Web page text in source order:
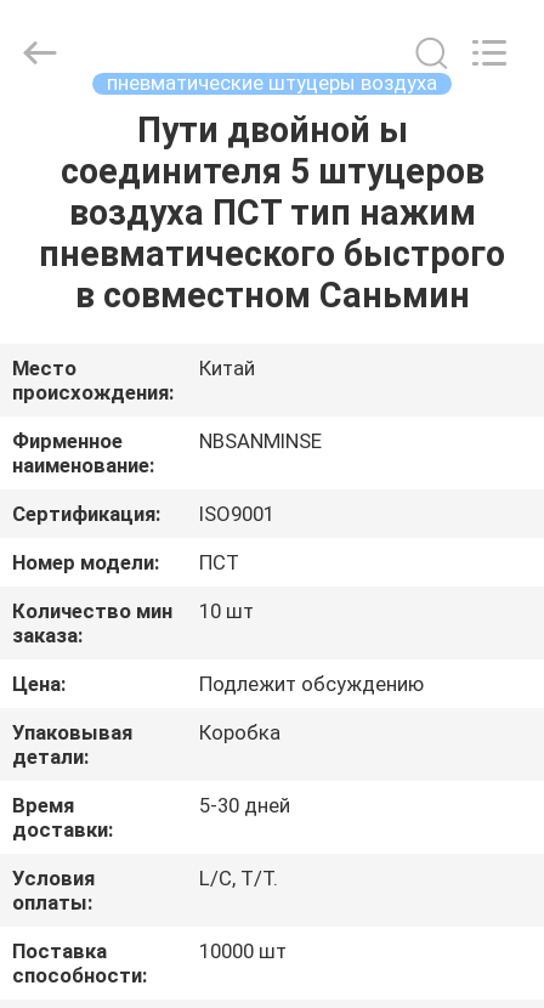
ПРОДУКТЫ
ПУТЕШЕСТВИЕ
ФАБРИКИ
ПРОВЕРКА
КАЧЕСТВА
СВЯЖИТЕСЬ
МЫ
НОВОСТИ
СПРОСИТЕ
ЦИТАТУ
КАРТА
Export
пневматические штуцеры воздуха
Пути двойной ы
соединителя 5 штуцеров
воздуха ПСТ тип нажим
пневматического быстрого
в совместном Саньмин
Место
происхождения:
Китай
Фирменное
наименование:
NBSANMINSE
Сертификация:
ISO9001
Номер модели:
ПСТ
Количество мин
заказа:
10 шт
Цена:
Подлежит обсуждению
Упаковывая
детали:
Коробка
Время
доставки:
5-30 дней
Условия
оплаты:
L/C, T/T.
Поставка
способности:
10000 шт